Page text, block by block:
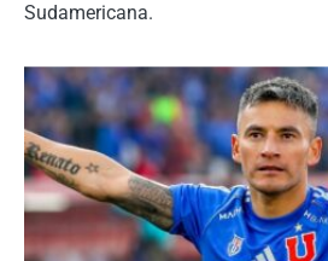
Sudamericana.